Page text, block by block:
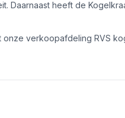
heeft de
verkoopafdeling RVS